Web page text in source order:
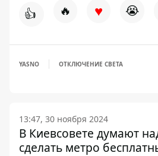
👍 🔥 ♥ 😭
YASNO ОТКЛЮЧЕНИЕ СВЕТА
13:47, 30 ноября 2024
В Киевсовете думают
сделать метро